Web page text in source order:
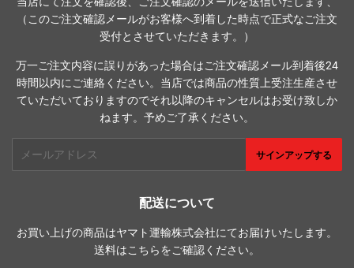
（このご注文確認メールがお客様へ到着した時点で正式なご注文
受付とさせていただきます。）
万一ご注文内容に誤りがあった場合はご注文確認メール到着後24
時間以内にご連絡ください。当店では商品の性質上受注生産させ
ていただいておりますのでそれ以降のキャンセルはお受け致しか
ねます。予めご了承ください。
レ
サインアップする
配送について
お買い上げの商品はヤマト運輸株式会社にてお届けいたします。
送料はこちらをご確認ください。